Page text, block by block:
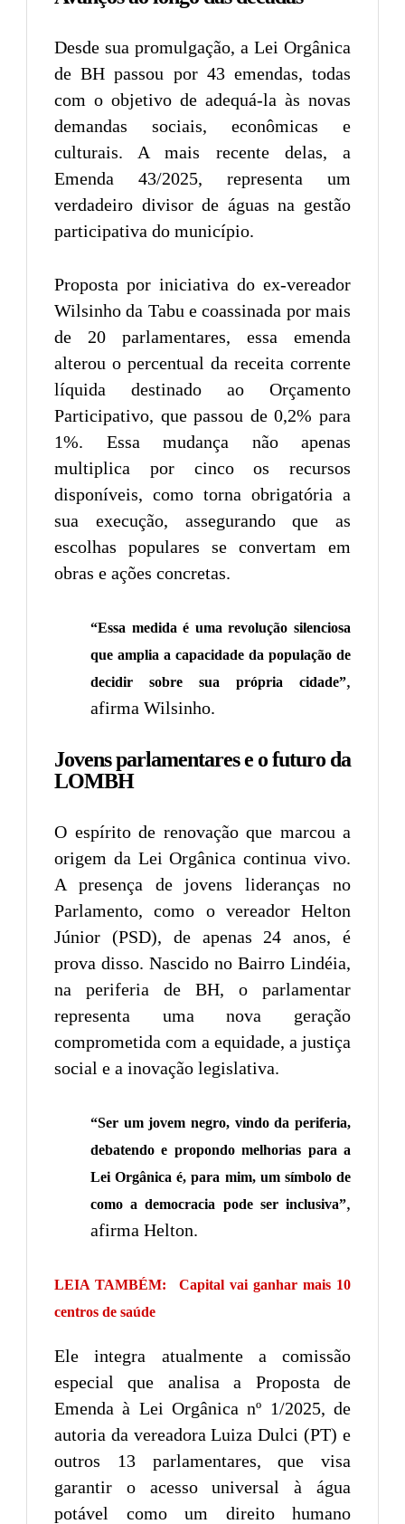
Desde sua promulgação, a Lei Orgânica
de BH passou por 43 emendas, todas
com o objetivo de adequá-la às novas
demandas sociais, econômicas e
culturais. A mais recente delas, a
Emenda 43/2025, representa um
verdadeiro divisor de águas na gestão
participativa do município.
Proposta por iniciativa do ex-vereador
Wilsinho da Tabu e coassinada por mais
de 20 parlamentares, essa emenda
alterou o percentual da receita corrente
líquida destinado ao Orçamento
Participativo, que passou de 0,2% para
1%. Essa mudança não apenas
multiplica por cinco os recursos
disponíveis, como torna obrigatória a
sua execução, assegurando que as
escolhas populares se convertam em
obras e ações concretas.
“Essa medida é uma revolução silenciosa
que amplia a capacidade da população de
decidir sobre sua própria cidade”,
afirma Wilsinho.
Jovens parlamentares e o futuro da
LOMBH
O espírito de renovação que marcou a
origem da Lei Orgânica continua vivo.
A presença de jovens lideranças no
Parlamento, como o vereador Helton
Júnior (PSD), de apenas 24 anos, é
prova disso. Nascido no Bairro Lindéia,
na periferia de BH, o parlamentar
representa uma nova geração
comprometida com a equidade, a justiça
social e a inovação legislativa.
“Ser um jovem negro, vindo da periferia,
debatendo e propondo melhorias para a
Lei Orgânica é, para mim, um símbolo de
como a democracia pode ser inclusiva”,
afirma Helton.
LEIA TAMBÉM:
Capital vai ganhar mais 10
centros de saúde
Ele integra atualmente a comissão
especial que analisa a Proposta de
Emenda à Lei Orgânica nº 1/2025, de
autoria da vereadora Luiza Dulci (PT) e
outros 13 parlamentares, que visa
garantir o acesso universal à água
potável como um direito humano